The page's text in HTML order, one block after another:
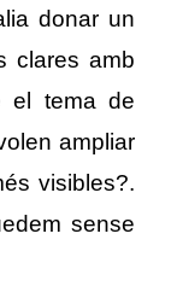
donar un
clares amb
el tema de
ampliar
visibles?.
sense